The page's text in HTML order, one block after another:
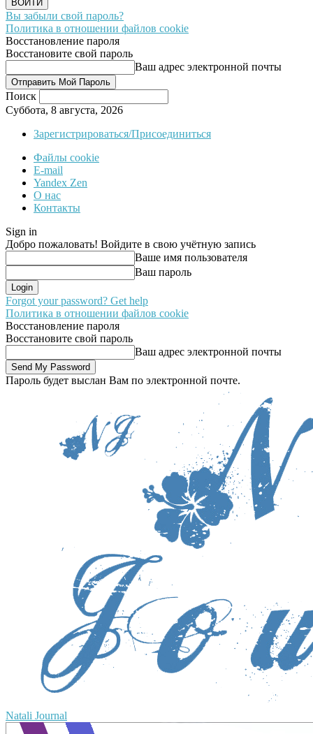
Вы забыли свой пароль?
Политика в отношении файлов cookie
Восстановление пароля
Восстановите свой пароль
Ваш адрес электронной почты
Поиск
Суббота, 8 августа, 2026
Зарегистрироваться/Присоединиться
Файлы cookie
E-mail
Yandex Zen
О нас
Контакты
Sign in
Добро пожаловать! Войдите в свою учётную запись
Ваше имя пользователя
Ваш пароль
Forgot your password? Get help
Политика в отношении файлов cookie
Восстановление пароля
Восстановите свой пароль
Ваш адрес электронной почты
Пароль будет выслан Вам по электронной почте.
Natali Journal